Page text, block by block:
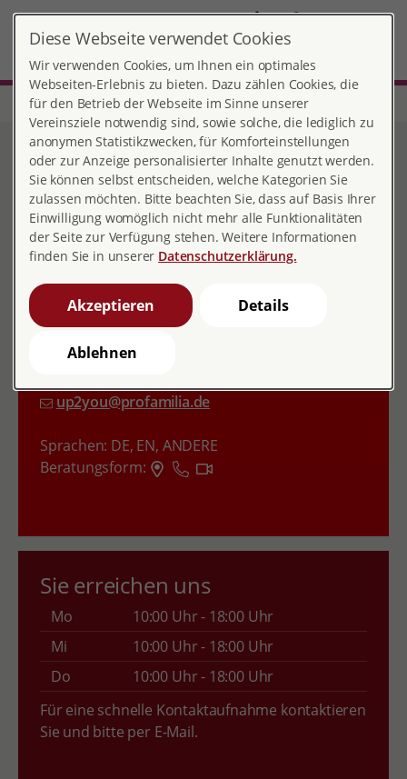
DE
Start Bayern Beratungsstelle up2you
Fachberatungsstelle
up2you Niederbayern
Kontakt
84028 Landshut
0871 206 508 60
up2you@profamilia.de
Sprachen: DE, EN, ANDERE
Beratungsform:
Sie erreichen uns
Mo
10:00 Uhr - 18:00 Uhr
Mi
10:00 Uhr - 18:00 Uhr
Do
10:00 Uhr - 18:00 Uhr
Für eine schnelle Kontaktaufnahme kontaktieren
Sie und bitte per E-Mail.
Diese Webseite verwendet Cookies
Wir verwenden Cookies, um Ihnen ein optimales
Webseiten-Erlebnis zu bieten. Dazu zählen Cookies, die
für den Betrieb der Webseite im Sinne unserer
Vereinsziele notwendig sind, sowie solche, die lediglich zu
anonymen Statistikzwecken, für Komforteinstellungen
oder zur Anzeige personalisierter Inhalte genutzt werden.
Sie können selbst entscheiden, welche Kategorien Sie
zulassen möchten. Bitte beachten Sie, dass auf Basis Ihrer
Einwilligung womöglich nicht mehr alle Funktionalitäten
der Seite zur Verfügung stehen. Weitere Informationen
finden Sie in unserer Datenschutzerklärung.
Akzeptieren Details
Ablehnen